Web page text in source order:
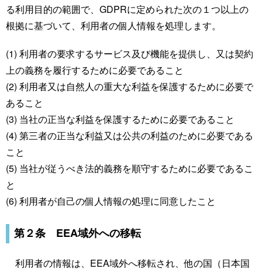
る利用目的の範囲で、GDPRに定められた次の１つ以上の
根拠に基づいて、利用者の個人情報を処理します。
(1) 利用者の要求するサービス及び機能を提供し、又は契約
上の義務を履行するために必要であること
(2) 利用者又は自然人の重大な利益を保護するために必要で
あること
(3) 当社の正当な利益を保護するために必要であること
(4) 第三者の正当な利益又は公共の利益のために必要である
こと
(5) 当社が従うべき法的義務を順守するために必要であるこ
と
(6) 利用者が自己の個人情報の処理に同意したこと
第２条 EEA域外への移転
利用者の情報は、EEA域外へ移転され、他の国（日本国